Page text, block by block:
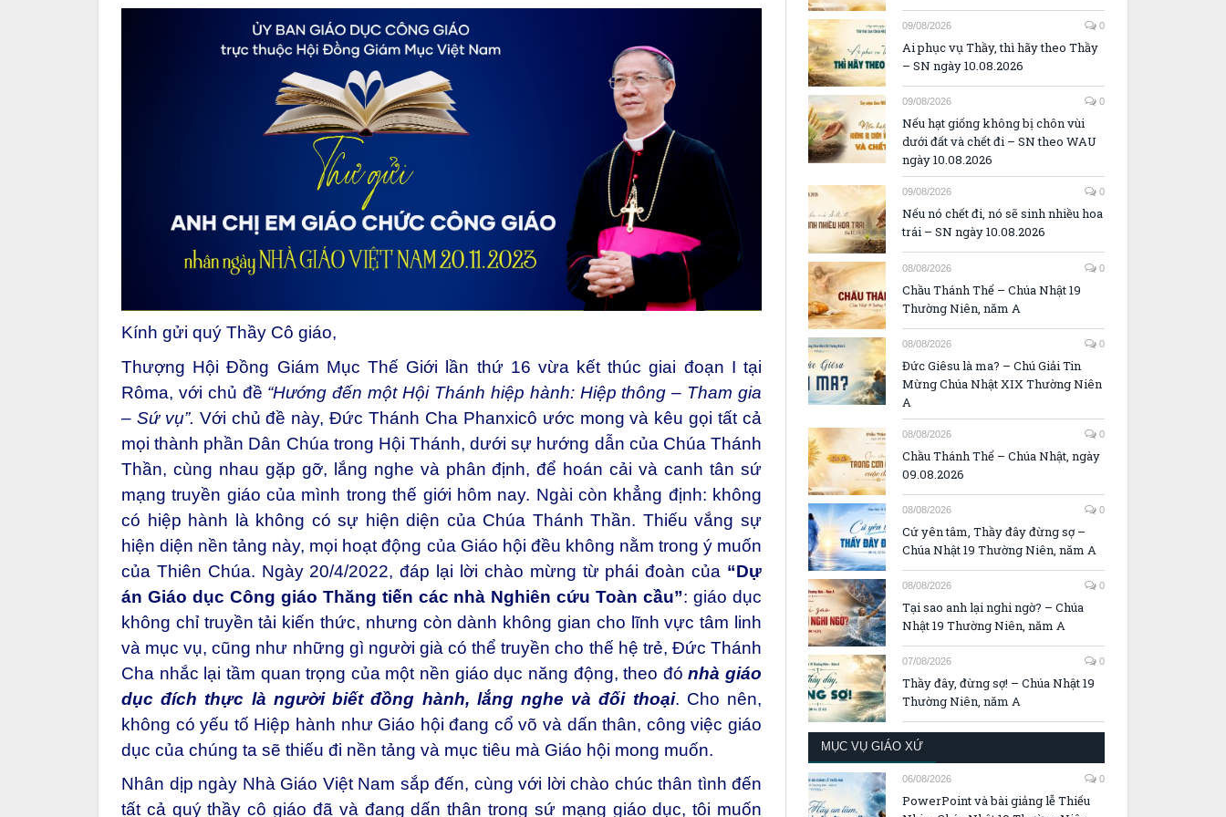
Kính gửi quý Thầy Cô giáo,
Thượng Hội Đồng Giám Mục Thế Giới lần thứ 16 vừa kết thúc giai đoạn I tại
Rôma, với chủ đề “Hướng đến một Hội Thánh hiệp hành: Hiệp thông – Tham gia
– Sứ vụ”. Với chủ đề này, Đức Thánh Cha Phanxicô ước mong và kêu gọi tất cả
mọi thành phần Dân Chúa trong Hội Thánh, dưới sự hướng dẫn của Chúa Thánh
Thần, cùng nhau gặp gỡ, lắng nghe và phân định, để hoán cải và canh tân sứ
mạng truyền giáo của mình trong thế giới hôm nay. Ngài còn khẳng định: không
có hiệp hành là không có sự hiện diện của Chúa Thánh Thần. Thiếu vắng sự
hiện diện nền tảng này, mọi hoạt động của Giáo hội đều không nằm trong ý muốn
của Thiên Chúa. Ngày 20/4/2022, đáp lại lời chào mừng từ phái đoàn của “Dự
án Giáo dục Công giáo Thăng tiến các nhà Nghiên cứu Toàn cầu”: giáo dục
không chỉ truyền tải kiến thức, nhưng còn dành không gian cho lĩnh vực tâm linh
và mục vụ, cũng như những gì người già có thể truyền cho thế hệ trẻ, Đức Thánh
Cha nhắc lại tầm quan trọng của một nền giáo dục năng động, theo đónhà giáo
dục đích thực là người biết đồng hành, lắng nghe và đối thoại. Cho nên,
không có yếu tố Hiệp hành như Giáo hội đang cổ võ và dấn thân, công việc giáo
dục của chúng ta sẽ thiếu đi nền tảng và mục tiêu mà Giáo hội mong muốn.
Nhân dịp ngày Nhà Giáo Việt Nam sắp đến, cùng với lời chào chúc thân tình đến
tất cả quý thầy cô giáo đã và đang dấn thân trong sứ mạng giáo dục, tôi muốn
09/08/2026 0
Ai phục vụ Thầy, thì hãy theo Thầy
– SN ngày 10.08.2026
09/08/2026 0
Nếu hạt giống không bị chôn vùi
dưới đất và chết đi – SN theo WAU
ngày 10.08.2026
09/08/2026 0
Nếu nó chết đi, nó sẽ sinh nhiều hoa
trái – SN ngày 10.08.2026
08/08/2026 0
Chầu Thánh Thể – Chúa Nhật 19
Thường Niên, năm A
08/08/2026 0
Đức Giêsu là ma? – Chú Giải Tin
Mừng Chúa Nhật XIX Thường Niên
A
08/08/2026 0
Chầu Thánh Thể – Chúa Nhật, ngày
09.08.2026
08/08/2026 0
Cứ yên tâm, Thầy đây đừng sợ –
Chúa Nhật 19 Thường Niên, năm A
08/08/2026 0
Tại sao anh lại nghi ngờ? – Chúa
Nhật 19 Thường Niên, năm A
07/08/2026 0
Thầy đây, đừng sợ! – Chúa Nhật 19
Thường Niên, năm A
MỤC VỤ GIÁO XỨ
06/08/2026 0
PowerPoint và bài giảng lễ Thiếu